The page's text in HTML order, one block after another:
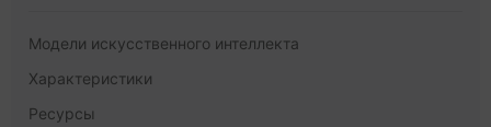
Модели искусственного интеллекта
Характеристики
Ресурсы